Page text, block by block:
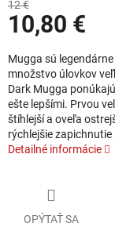
12 €
10,80 €
Jednotková cena:
Mugga sú
množstvo úlovkov
Dark Mugga
ešte lepšími. Prvou
štíhlejší a oveľa
rýchlejšie zapichnutie
Detailné informácie
OPÝTAŤ SA